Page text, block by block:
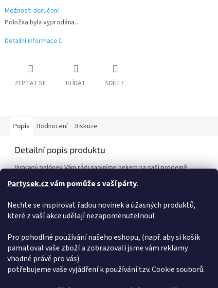
Partysek.czvám pomůže s vaší párty.
Nechte se inspirovat řadou novinek a úžasných produktů,
které z vaší akce udělají nezapomenutelnou!
Pro pohodlné používání našeho eshopu, (např. aby si košík
pamatoval vaše zboží a zobrazovali jsme vám reklamy
vhodné právě pro vás)
potřebujeme vaše vyjádření k používání tzv. Cookie souborů.
Možnosti doručení
Položka byla vyprodána…
Detailní informace
ZEPTAT SE HLÍDAT SDÍLET
Popis Hodnocení Diskuze
Detailní popis produktu
Vybraný balónek Vám rádi naplníme heliem na naší prodejně,
nádob plněných heliem. Máme pro Vás helium do balónků helium
hravě každý ! Takto naplněný balónek vydrží létat cca 7-10 dní a
dá se opakovaně plnit. Balonek lze nafouknout také vzduchem
Doplňkové parametry
Kategorie: Stříbrná čísla 115 cm.
EAN:
8435102305357